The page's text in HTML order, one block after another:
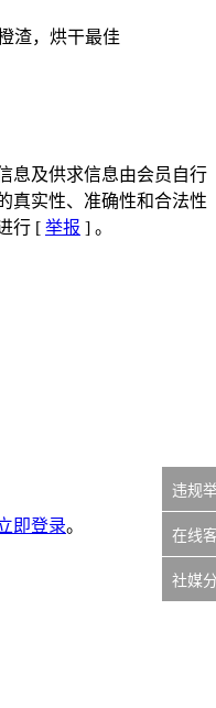
渣，烘干最佳
息及供求信息由会员自行
真实性、准确性和合法性
行 [ 举报 ] 。
即登录。
违规
在线
社媒